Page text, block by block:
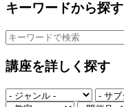
キーワードから探す
講座を詳しく探す